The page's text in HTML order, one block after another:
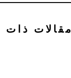
مقالات ذات